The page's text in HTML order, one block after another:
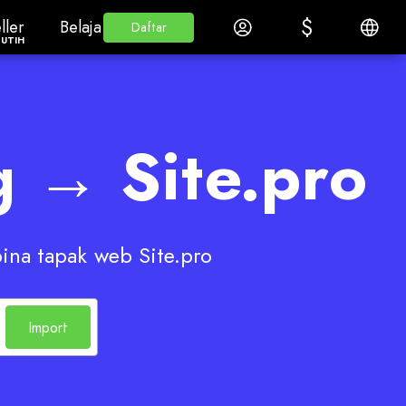
putih
Belajar
Belajar Daftar
Daftar Log masuk $
$
→ Site.pro
tapak web Site.pro
Import